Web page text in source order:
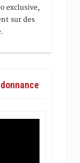
exclusive,
sur des